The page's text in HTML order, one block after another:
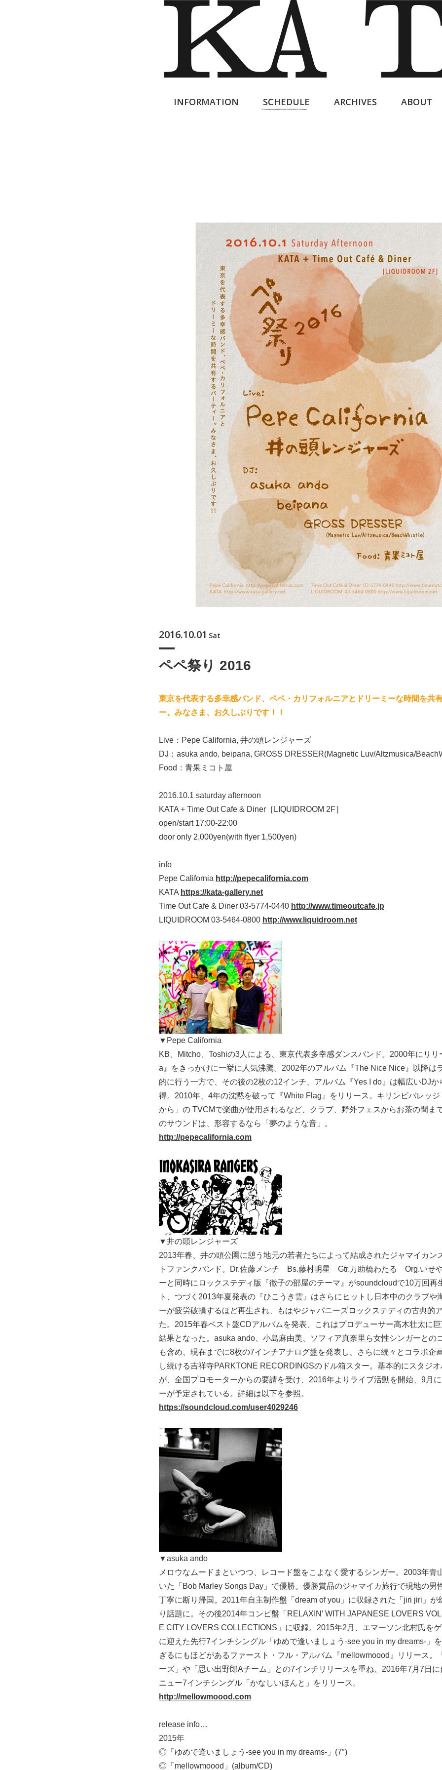
INFORMATION SCHEDULE ARCHIVES ABOUT
2016.10.01 Sat
ペペ祭り 2016
東京を代表する多幸感バンド、ペペ・カリフォルニアとドリーミーな時間を共
ー。みなさま、お久しぶりです！！
Live：Pepe California, 井の頭レンジャーズ
DJ：asuka ando, beipana, GROSS DRESSER(Magnetic Luv/Altzmusica/
Food：青果ミコト屋
2016.10.1 saturday afternoon
KATA + Time Out Cafe & Diner［LIQUIDROOM 2F］
open/start 17:00-22:00
door only 2,000yen(with flyer 1,500yen)
info
Pepe California http://pepecalifornia.com
KATA https://kata-gallery.net
Time Out Cafe & Diner 03-5774-0440 http://www.timeoutcafe.jp
LIQUIDROOM 03-5464-0800 http://www.liquidroom.net
▼Pepe California
KB、Mitcho、Toshiの3人による、東京代表多幸感ダンスバンド。2000年にリ
a』をきっかけに一挙に人気沸騰。2002年のアルバム『The Nice Nice』以降は
的に行う一方で、その後の2枚の12インチ、アルバム『Yes I do』は幅広いDJか
得。2010年、4年の沈黙を破って『White Flag』をリリース。キリンビバレッ
から」の TVCMで楽曲が使用されるなど、クラブ、野外フェスからお茶の間ま
のサウンドは、形容するなら「夢のような音」。
http://pepecalifornia.com
▼井の頭レンジャーズ
2013年春、井の頭公園に憩う地元の若者たちによって結成されたジャマイカン
トファンクバンド。Dr.佐藤メンチ Bs.藤村明星 Gtr.万助橋わたる Org.いせ
ーと同時にロックステディ版『徹子の部屋のテーマ』がsoundcloudで10万回再
ト、つづく2013年夏発表の『ひこうき雲』はさらにヒットし日本中のクラブや
ーが疲労破損するほど再生され、もはやジャパニーズロックステディの古典的
た。2015年春ベスト盤CDアルバムを発表、これはプロデューサー高木壮太に
結果となった。asuka ando、小島麻由美、ソフィア真奈里ら女性シンガーとの
も含め、現在までに8枚の7インチアナログ盤を発表し、さらに続々とコラボ企
し続ける吉祥寺PARKTONE RECORDINGSのドル箱スター。基本的にスタジ
が、全国プロモーターからの要請を受け、2016年よりライブ活動を開始、9月
ーが予定されている。詳細は以下を参照。
https://soundcloud.com/user4029246
▼asuka ando
メロウなムードまといつつ、レコード盤をこよなく愛するシンガー。2003年青
いた「Bob Marley Songs Day」で優勝。優勝賞品のジャマイカ旅行で現地の男
丁寧に断り帰国。2011年自主制作盤「dream of you」に収録された「jiri jiri」が
り話題に。その後2014年コンピ盤「RELAXIN’ WITH JAPANESE LOVERS
E CITY LOVERS COLLECTIONS」に収録。2015年2月、エマーソン北村氏を
に迎えた先行7インチシングル「ゆめで逢いましょう-see you in my dreams-」
ぎるにもほどがあるファースト・フル・アルバム『mellowmoood』リリース。
ーズ」や「思い出野郎Aチーム」との7インチリリースを重ね、2016年7月7日に
ニュー7インチシングル「かなしいほんと」をリリース。
http://mellowmoood.com
release info…
2015年
◎「ゆめで逢いましょう-see you in my dreams-」(7″)
◎「mellowmoood」(album/CD)